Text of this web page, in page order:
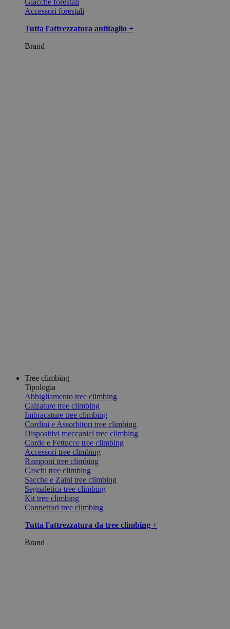
Giacche forestali
Accessori forestali
Tutta l'attrezzatura antitaglio +
Brand
Tree climbing
Tipologia
Abbigliamento tree climbing
Calzature tree climbing
Imbracature tree climbing
Cordini e Assorbitori tree climbing
Dispositivi meccanici tree climbing
Corde e Fettucce tree climbing
Accessori tree climbing
Ramponi tree climbing
Caschi tree climbing
Sacche e Zaini tree climbing
Segnaletica tree climbing
Kit tree climbing
Connettori tree climbing
Tutta l'attrezzatura da tree climbing +
Brand